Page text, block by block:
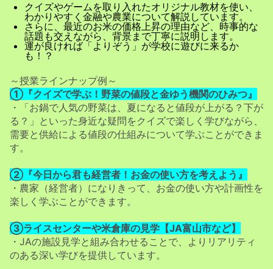
クイズやゲームを取り入れたオリジナル教材を使い、
わかりやすく金融や農業について解説しています。
さらに、最近のお米の価格上昇の理由など、時事的な
話題も交えながら、背景まで丁寧に説明します。
運が良ければ「よりぞう」が学校に遊びに来るか
も！？
～授業ラインナップ例～
①『クイズで学ぶ！野菜の値段と金ゆう機関のひみつ』
・「お鍋で人気の野菜は、夏になると値段が上がる？下が
る？」といった身近な疑問をクイズで楽しく学びながら、
需要と供給による値段の仕組みについて学ぶことができま
す。
②『今日から君も経営者！お金の使い方を考えよう』
・農家（経営者）になりきって、お金の使い方や計画性を
楽しく学ぶことができます。
③ライスセンターや米倉庫の見学【JA富山市など】
・JAの施設見学と組み合わせることで、よりリアリティ
のある深い学びを提供しています。